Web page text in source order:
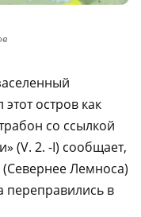
остров как
со ссылкой
(V. 2. -I) сообщает,
Лемноса)
переправились в